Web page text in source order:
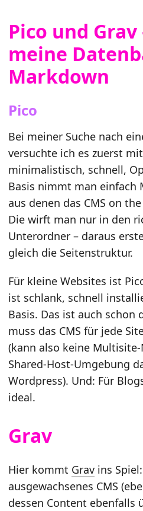
Pico und Grav
meine
Markdown
Pico
Bei meiner Suche nach
versuchte ich es zuerst mit
minimalistisch, schnell,
Basis nimmt man einfach
aus denen das CMS on
Die wirft man nur in den
Unterordner – daraus
gleich die Seitenstruktur.
Für kleine Websites ist
ist schlank, schnell
Basis. Das ist auch schon
muss das CMS für jede
(kann also keine
Shared-Host-Umgebung
Wordpress). Und: Für
ideal.
Grav
Hier kommt Grav ins
ausgewachsenes CMS
dessen Content ebenfalls